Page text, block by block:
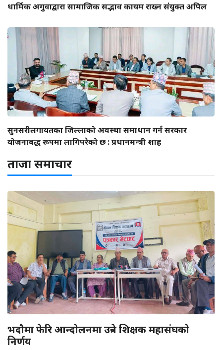
धार्मिक अगुवाद्वारा सामाजिक सद्भाव कायम राख्न संयुक्त अपिल
सुनसरीलगायतका जिल्लाको अवस्था समाधान गर्न सरकार
योजनाबद्ध रूपमा लागिपरेको छ : प्रधानमन्त्री शाह
ताजा समाचार
भदौमा फेरि आन्दोलनमा उत्रने शिक्षक महासंघको
निर्णय